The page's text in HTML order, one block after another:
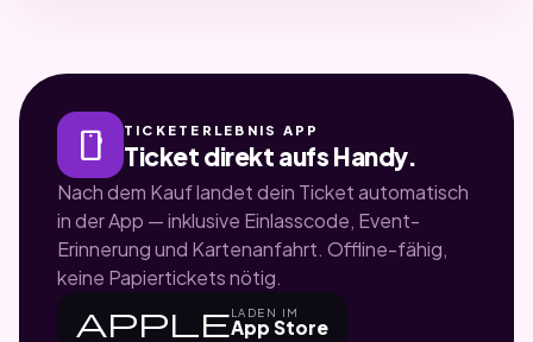
smartphone TICKETERLEBNIS APP
Ticket direkt aufs Handy.
Nach dem Kauf landet dein Ticket automatisch
in der App — inklusive Einlasscode, Event-
Erinnerung und Kartenanfahrt. Offline-fähig,
keine Papiertickets nötig.
appleLADEN IM
App Store